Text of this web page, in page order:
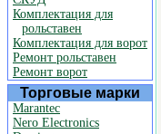
Комплектация для
рольставен
Комплектация для ворот
Ремонт рольставен
Ремонт ворот
Торговые марки
Marantec
Nero Electronics